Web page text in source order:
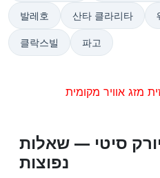
발레호 산타 클라리타
클락스빌 파고
סיטי — שאלות
נפוצות